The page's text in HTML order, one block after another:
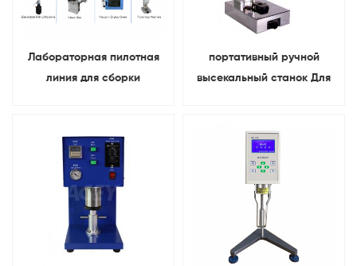
Лабораторная пилотная
линия для сборки
портативный ручной
высекальный станок Для